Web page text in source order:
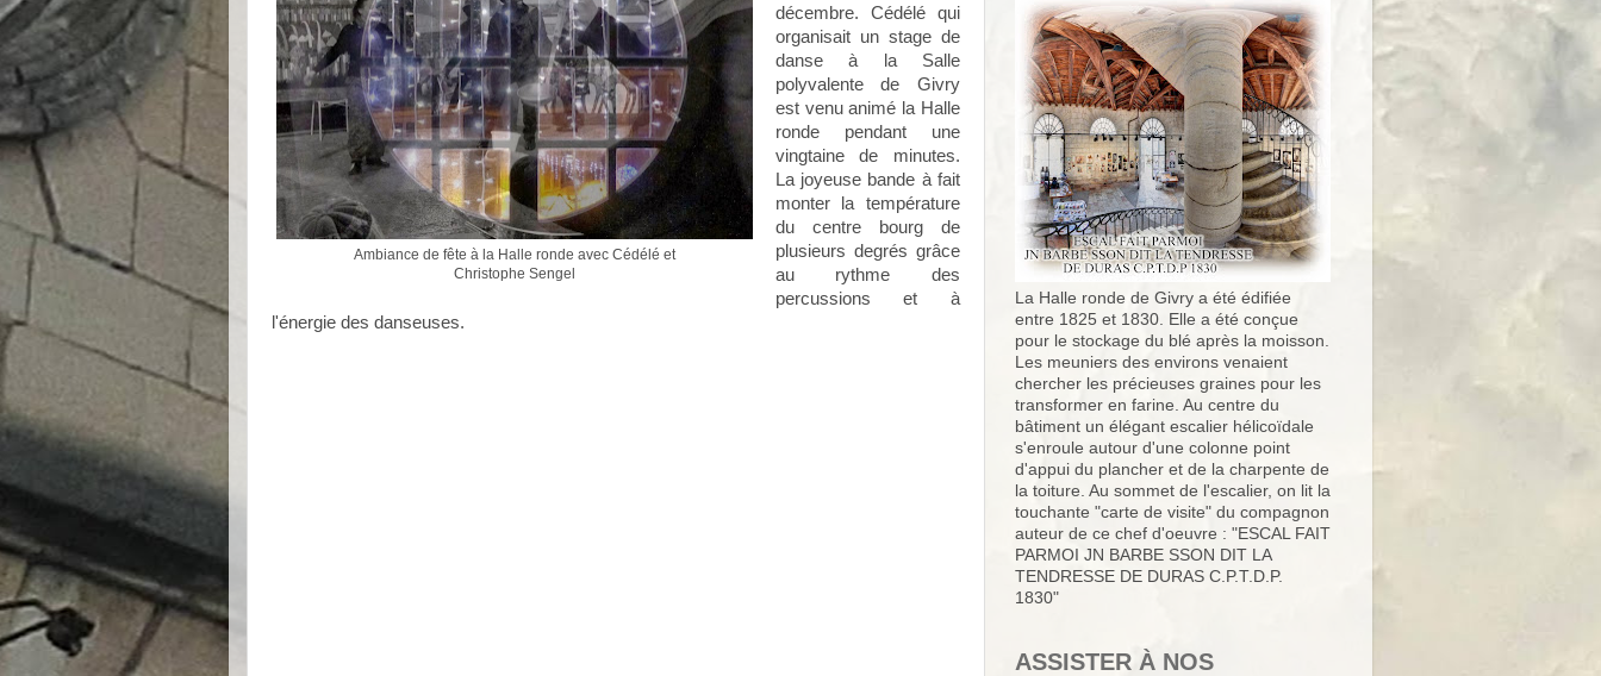
Ambiance de fête à la Halle ronde avec Cédélé et
Christophe Sengel
décembre. Cédélé qui
organisait un stage de
danse à la Salle
polyvalente de Givry
est venu animé la Halle
ronde pendant une
vingtaine de minutes.
La joyeuse bande à fait
monter la température
du centre bourg de
plusieurs degrés grâce
au rythme des
percussions et à
l'énergie des danseuses.
La Halle ronde de Givry a été édifiée
entre 1825 et 1830. Elle a été conçue
pour le stockage du blé après la moisson.
Les meuniers des environs venaient
chercher les précieuses graines pour les
transformer en farine. Au centre du
bâtiment un élégant escalier hélicoïdale
s'enroule autour d'une colonne point
d'appui du plancher et de la charpente de
la toiture. Au sommet de l'escalier, on lit la
touchante "carte de visite" du compagnon
auteur de ce chef d'oeuvre : "ESCAL FAIT
PARMOI JN BARBE SSON DIT LA
TENDRESSE DE DURAS C.P.T.D.P.
1830"
ASSISTER À NOS